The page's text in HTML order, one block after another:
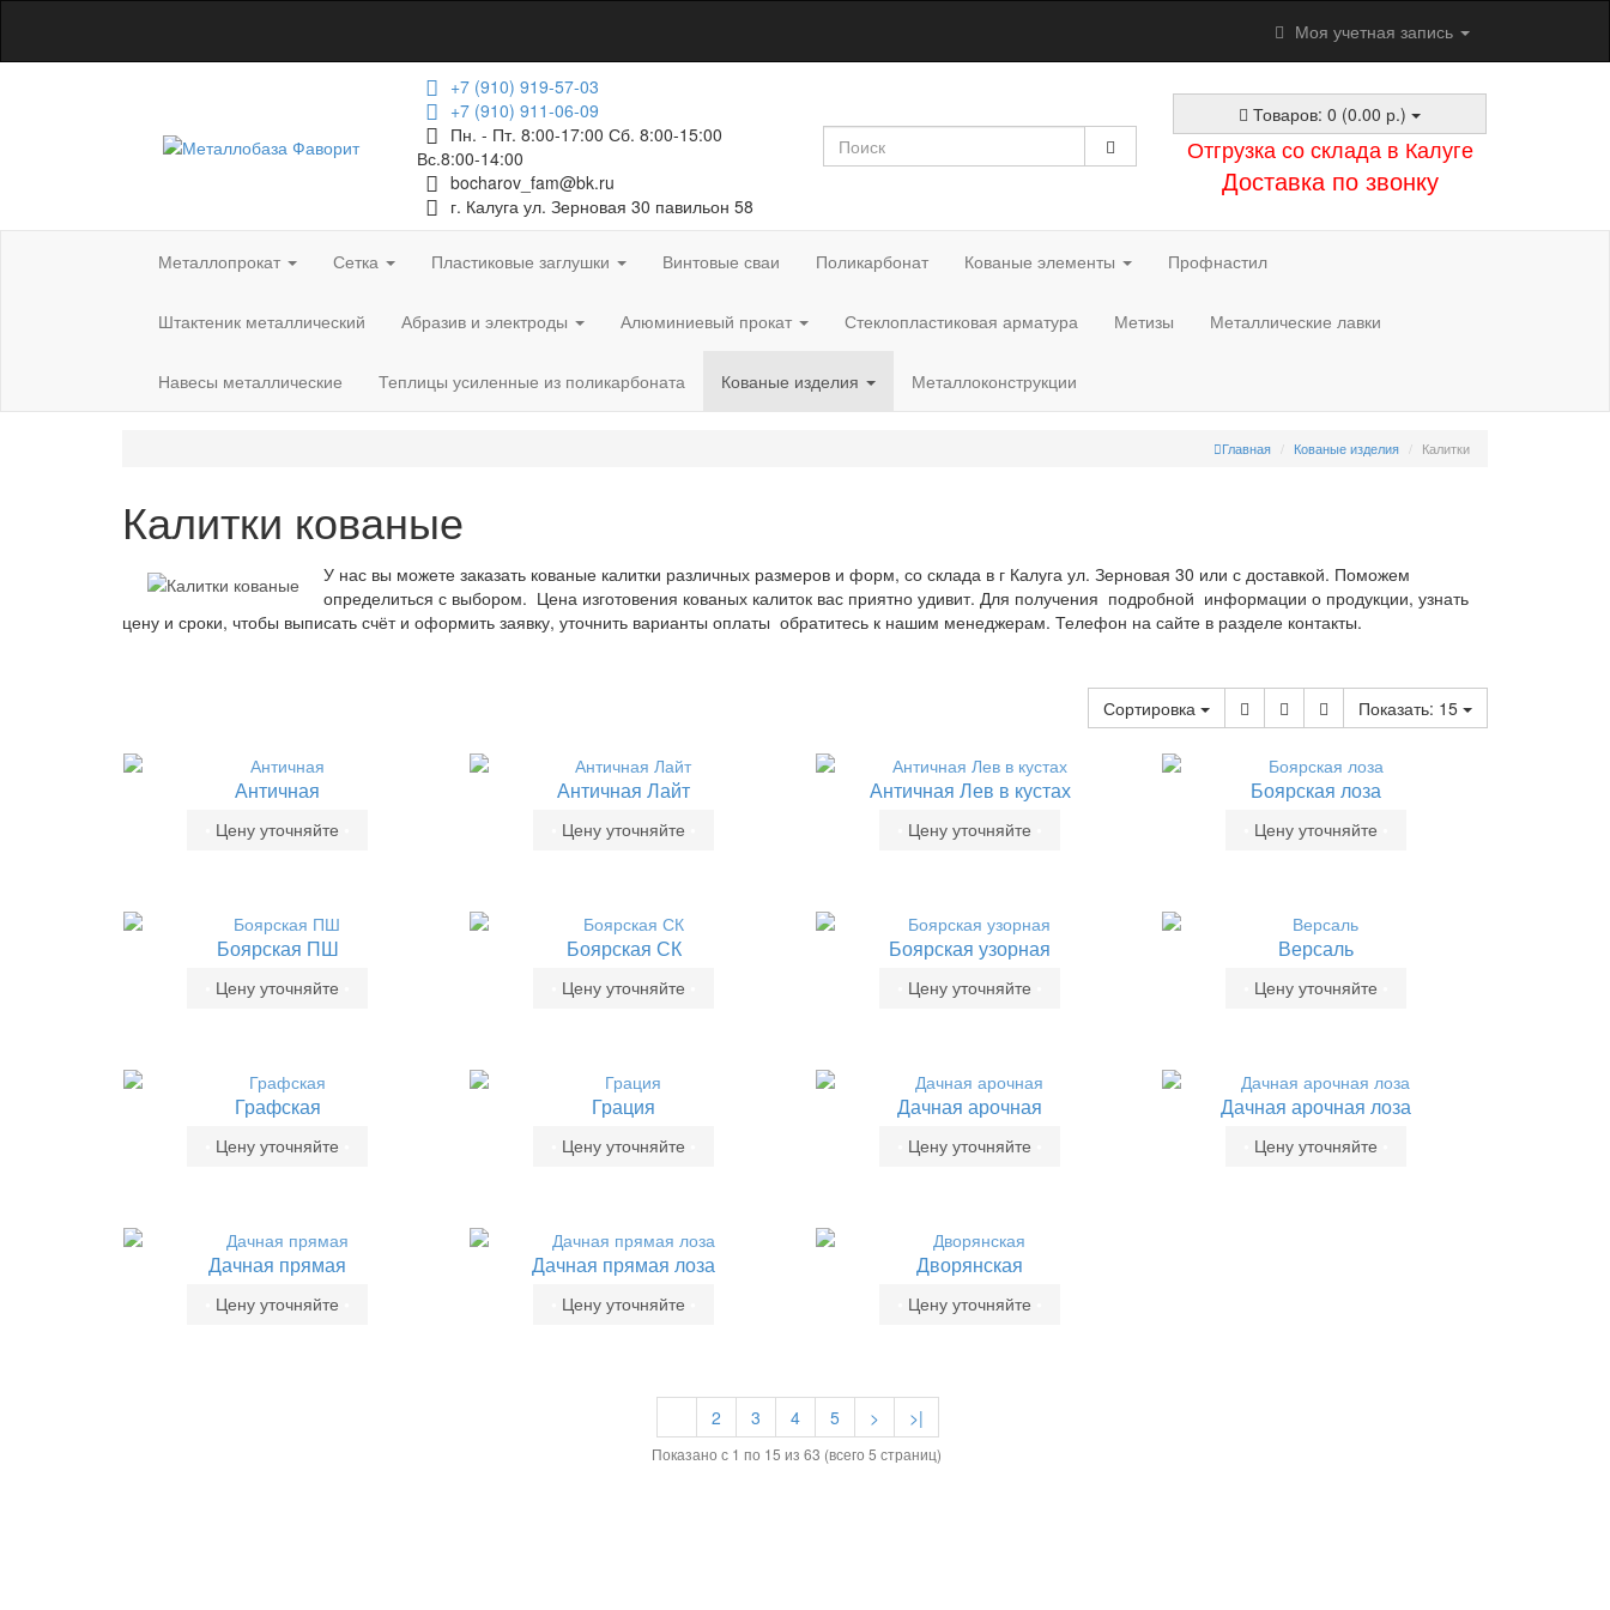
Моя учетная запись
+7 (910) 919-57-03
+7 (910) 911-06-09
Пн. - Пт. 8:00-17:00 Сб. 8:00-15:00
Вс.8:00-14:00
bocharov_fam@bk.ru
г. Калуга ул. Зерновая 30 павильон 58
Товаров: 0 (0.00 р.)
Отгрузка со склада в Калуге
Доставка по звонку
Металлопрокат Сетка Пластиковые заглушки Винтовые сваи Поликарбонат Кованые элементы Профнастил
Штактеник металлический Абразив и электроды Алюминиевый прокат Стеклопластиковая арматура Метизы Металлические лавки
Навесы металлические Теплицы усиленные из поликарбоната Кованые изделия Металлоконструкции
Главная Кованые изделия Калитки
Калитки кованые
У нас вы можете заказать кованые калитки различных размеров и форм, со склада в г Калуга ул. Зерновая 30 или с доставкой. Поможем
определиться с выбором. Цена изготовения кованых калиток вас приятно удивит. Для получения подробной информации о продукции, узнать
цену и сроки, чтобы выписать счёт и оформить заявку, уточнить варианты оплаты обратитесь к нашим менеджерам. Телефон на сайте в разделе контакты.
Сортировка Показать: 15
Античная
Цену уточняйте
Античная Лайт
Цену уточняйте
Античная Лев в кустах
Цену уточняйте
Боярская лоза
Цену уточняйте
Боярская ПШ
Цену уточняйте
Боярская СК
Цену уточняйте
Боярская узорная
Цену уточняйте
Версаль
Цену уточняйте
Графская
Цену уточняйте
Грация
Цену уточняйте
Дачная арочная
Цену уточняйте
Дачная арочная лоза
Цену уточняйте
Дачная прямая
Цену уточняйте
Дачная прямая лоза
Цену уточняйте
Дворянская
Цену уточняйте
2 3 4 5 > >|
Показано с 1 по 15 из 63 (всего 5 страниц)